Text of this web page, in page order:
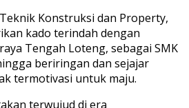
Konstruksi dan Property,
kado terindah dengan
Tengah Loteng, sebagai SMK
beriringan dan sejajar
termotivasi untuk maju.
terwujud di era